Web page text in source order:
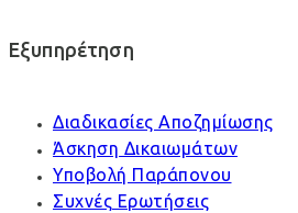
Εξυπηρέτηση
Διαδικασίες Αποζημίωσης
Άσκηση Δικαιωμάτων
Υποβολή Παράπονου
Συχνές Ερωτήσεις